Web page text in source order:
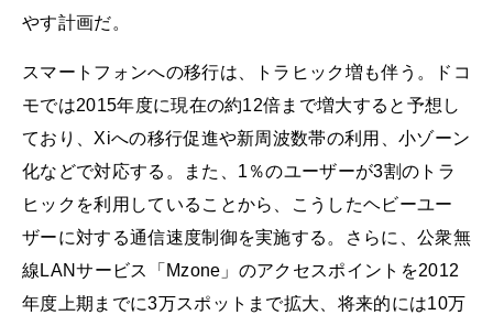
やす計画だ。
スマートフォンへの移行は、トラヒック増も伴う。ドコ
モでは2015年度に現在の約12倍まで増大すると予想し
ており、Xiへの移行促進や新周波数帯の利用、小ゾーン
化などで対応する。また、1％のユーザーが3割のトラ
ヒックを利用していることから、こうしたヘビーユー
ザーに対する通信速度制御を実施する。さらに、公衆無
線LANサービス「Mzone」のアクセスポイントを2012
年度上期までに3万スポットまで拡大、将来的には10万